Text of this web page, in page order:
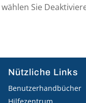
Sie
Nützliche Links
Benutzerhandbücher